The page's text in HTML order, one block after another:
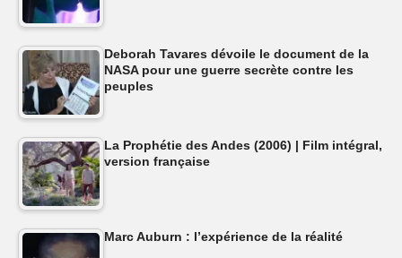
Deborah Tavares dévoile le document de la
NASA pour une guerre secrète contre les
peuples
La Prophétie des Andes (2006) | Film intégral,
version française
Marc Auburn : l’expérience de la réalité